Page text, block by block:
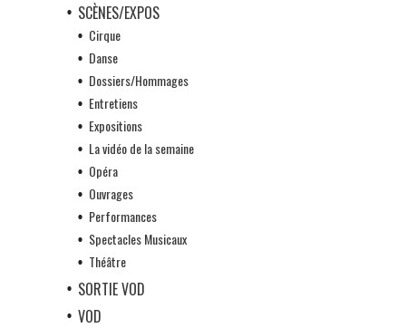
SCÈNES/EXPOS
Cirque
Danse
Dossiers/Hommages
Entretiens
Expositions
La vidéo de la semaine
Opéra
Ouvrages
Performances
Spectacles Musicaux
Théâtre
SORTIE VOD
VOD